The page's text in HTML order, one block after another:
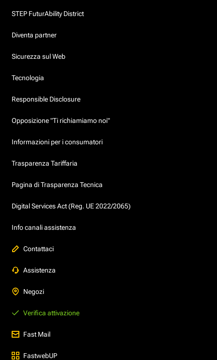
STEP FuturAbility District
Diventa partner
Sicurezza sul Web
Tecnologia
Responsible Disclosure
Opposizione "Ti richiamiamo noi"
Informazioni per i consumatori
Trasparenza Tariffaria
Pagina di Trasparenza Tecnica
Digital Services Act (Reg. UE 2022/2065)
Info canali assistenza
Contattaci
Assistenza
Negozi
Verifica attivazione
Fast Mail
FastwebUP